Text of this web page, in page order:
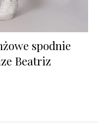
spodnie
Beatriz